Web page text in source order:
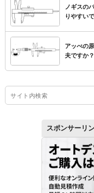
ノギスの
りやすいで
アッべの
夫ですか？
スポンサーリ